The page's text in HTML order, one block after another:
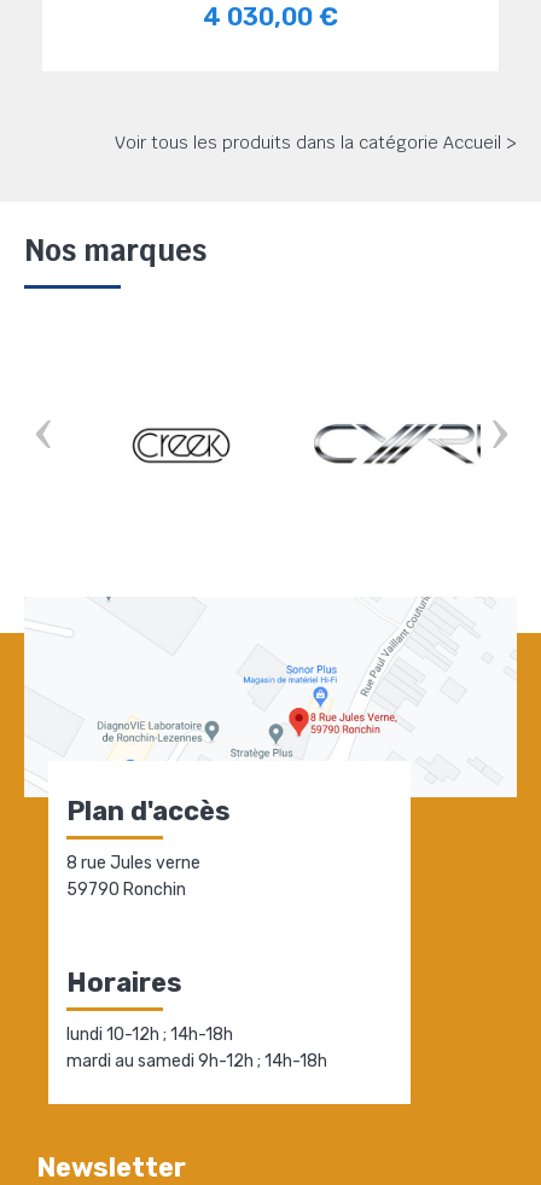
4 030,00 €
Voir tous les produits dans la catégorie Accueil >
Nos marques
Plan d'accès
8 rue Jules verne
59790 Ronchin
Horaires
lundi 10-12h ; 14h-18h
mardi au samedi 9h-12h ; 14h-18h
Newsletter